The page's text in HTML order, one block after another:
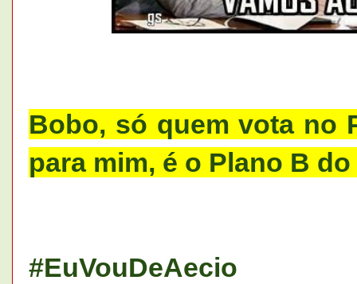
Bobo, só quem vota no
para mim, é o Plano B
#EuVouDeAecio